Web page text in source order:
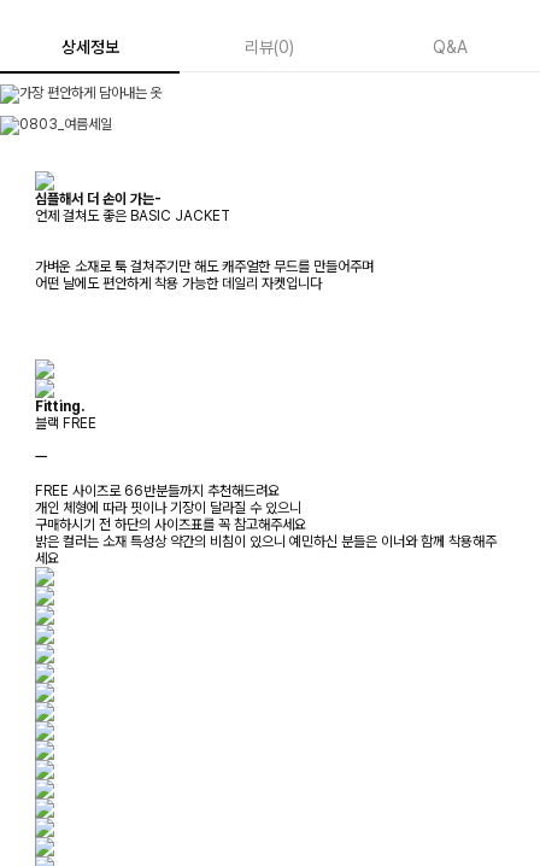
상세정보 리뷰(0) Q&A
심플해서 더 손이 가는-
언제 걸쳐도 좋은 BASIC JACKET
가벼운 소재로 툭 걸쳐주기만 해도 캐주얼한 무드를 만들어주며
어떤 날에도 편안하게 착용 가능한 데일리 자켓입니다
Fitting.
블랙 FREE
ㅡ
FREE 사이즈로 66반분들까지 추천해드려요
개인 체형에 따라 핏이나 기장이 달라질 수 있으니
구매하시기 전 하단의 사이즈표를 꼭 참고해주세요
밝은 컬러는 소재 특성상 약간의 비침이 있으니 예민하신 분들은 이너와 함께 착용해주
세요